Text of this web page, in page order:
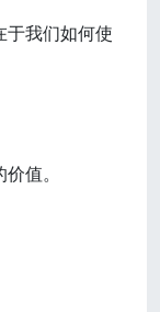
于我们如何使
值。